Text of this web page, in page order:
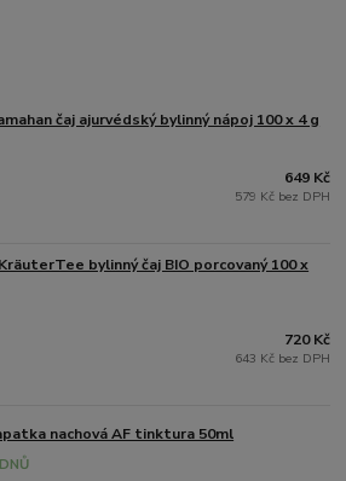
čaj ajurvédský bylinný nápoj 100 x 4 g
649 Kč
579 Kč bez DPH
bylinný čaj BIO porcovaný 100 x
720 Kč
643 Kč bez DPH
nachová AF tinktura 50ml